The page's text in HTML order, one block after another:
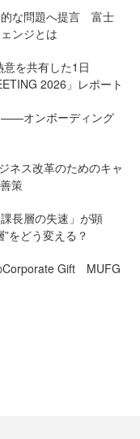
的な問題へ提言 富士
ンジとは
を共有した1日
2026」レポート
——オンボーディング
ネス改革のためのキャ
策
長層の失速」が顕
をどう変える？
Corporate Gift MUFG